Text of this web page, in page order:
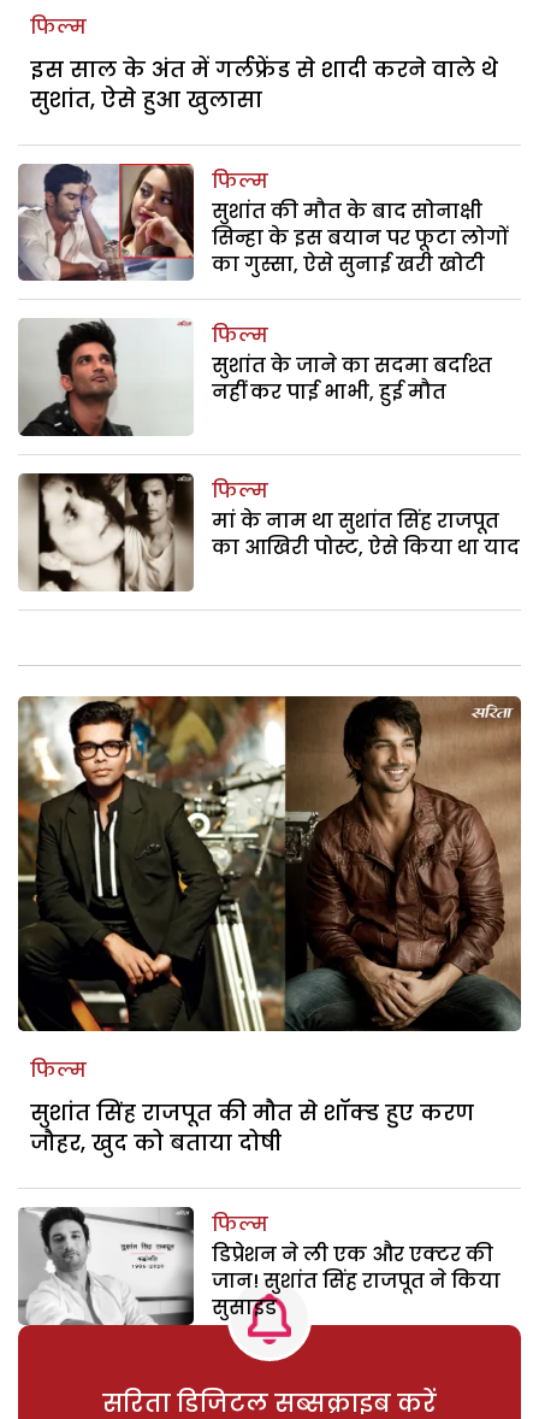
फिल्म
इस साल के अंत में गर्लफ्रेंड से शादी करने वाले थे
सुशांत, ऐसे हुआ खुलासा
फिल्म
सुशांत की मौत के बाद सोनाक्षी
सिन्हा के इस बयान पर फूटा लोगों
का गुस्सा, ऐसे सुनाई खरी खोटी
फिल्म
सुशांत के जाने का सदमा बर्दाश्त
नहीं कर पाई भाभी, हुई मौत
फिल्म
मां के नाम था सुशांत सिंह राजपूत
का आखिरी पोस्ट, ऐसे किया था याद
फिल्म
सुशांत सिंह राजपूत की मौत से शॉक्ड हुए करण
जौहर, खुद को बताया दोषी
फिल्म
डिप्रेशन ने ली एक और एक्टर की
जान! सुशांत सिंह राजपूत ने किया
सुसाइड
सरिता डिजिटल सब्सक्राइब करें